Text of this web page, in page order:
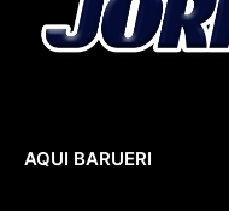
AQUI BARUERI